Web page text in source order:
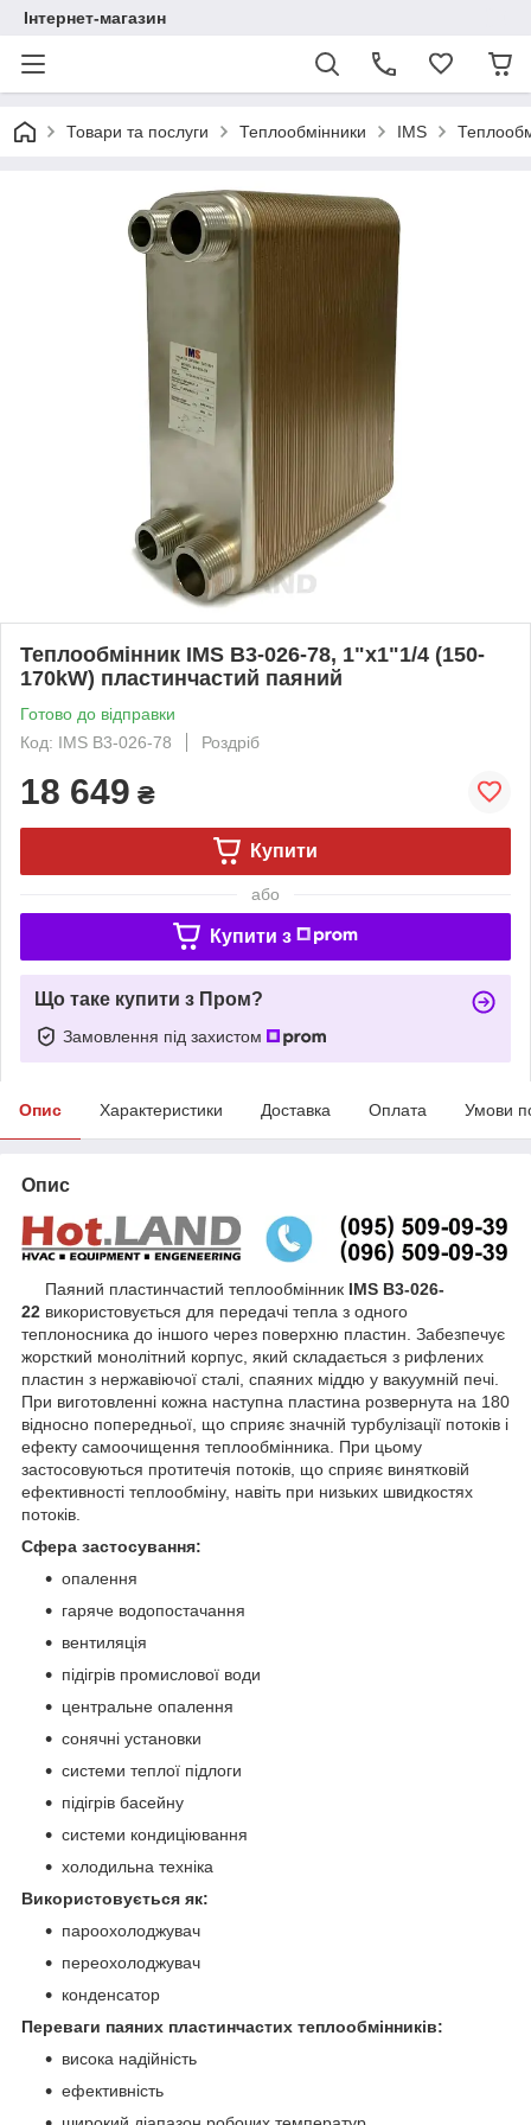
Інтернет-магазин
Товари та послуги Теплообмінники IMS
Теплообмінник IMS B3-026-78, 1"х1"1/4 (150-
170kW) пластинчастий паяний
Готово до відправки
Код: IMS B3-026-78
Роздріб
18 649 ₴
Купити
або
Купити з
Що таке купити з Пром?
Замовлення під захистом
Опис Характеристики Доставка Оплата Умови
Опис
Паяний пластинчастий теплообмінник IMS B3-026-
22 використовується для передачі тепла з одного
теплоносника до іншого через поверхню пластин. Забезпечує
жорсткий монолітний корпус, який складається з рифлених
пластин з нержавіючої сталі, спаяних міддю у вакуумній печі.
При виготовленні кожна наступна пластина розвернута на 180
відносно попередньої, що сприяє значній турбулізації потоків і
ефекту самоочищення теплообмінника. При цьому
застосовуються протитечія потоків, що сприяє винятковій
ефективності теплообміну, навіть при низьких швидкостях
потоків.
Сфера застосування:
опалення
гаряче водопостачання
вентиляція
підігрів промислової води
центральне опалення
сонячні установки
системи теплої підлоги
підігрів басейну
системи кондиціювання
холодильна техніка
Використовується як:
пароохолоджувач
переохолоджувач
конденсатор
Переваги паяних пластинчастих теплообмінників:
висока надійність
ефективність